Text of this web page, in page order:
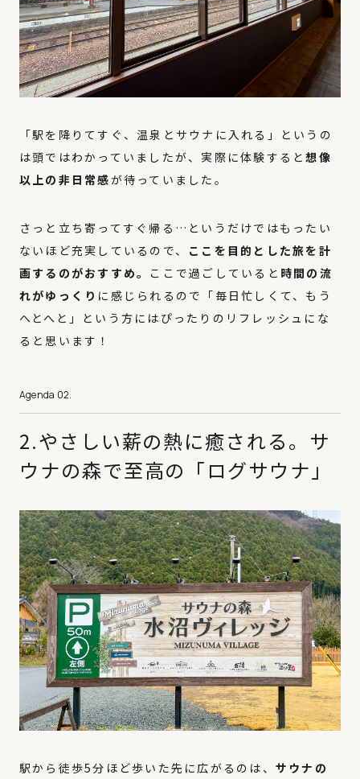
「駅を降りてすぐ、温泉とサウナに入れる」というの
は頭ではわかっていましたが、実際に体験すると想像
以上の非日常感が待っていました。
さっと立ち寄ってすぐ帰る…というだけではもったい
ないほど充実しているので、 ここを目的とした旅を計
画するのがおすすめ。 ここで過ごしていると 時間の流
れがゆっくり に感じられるので「毎日忙しくて、もう
へとへと」という方にはぴったりのリフレッシュにな
ると思います！
2.やさしい薪の熱に癒される。サ
ウナの森で至高の「ログサウナ」
駅から徒歩5分ほど歩いた先に広がるのは、 サウナの